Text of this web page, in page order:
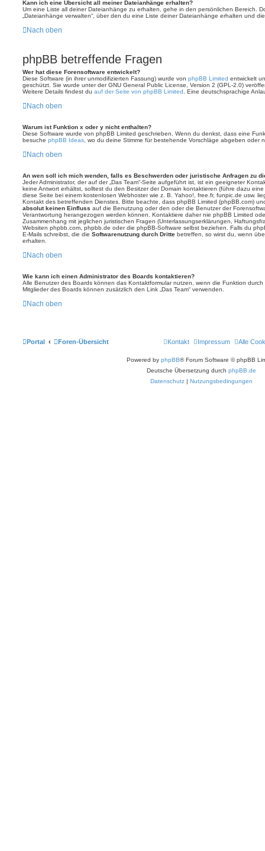
Kann ich eine Übersicht all meiner Dateianhänge erhalten?
Um eine Liste all deiner Dateianhänge zu erhalten, gehe in den persönlichen Bereich.
„Dateianhänge verwalten“, über den du eine Liste deiner Dateianhänge erhalten und
Nach oben
phpBB betreffende Fragen
Wer hat diese Forensoftware entwickelt?
Diese Software (in ihrer unmodifizierten Fassung) wurde von phpBB Limited entwickelt
geschützt. Sie wurde unter der GNU General Public License, Version 2 (GPL-2.0)
Weitere Details findest du auf der Seite von phpBB Limited . Eine deutschsprachige
Nach oben
Warum ist Funktion x oder y nicht enthalten?
Diese Software wurde von phpBB Limited geschrieben. Wenn du denkst, dass eine
besuche phpBB Ideas , wo du deine Stimme für bestehende Vorschläge abgeben oder
Nach oben
An wen soll ich mich wenden, falls es Beschwerden oder juristische Anfragen zu
Jeder Administrator, der auf der „Das Team“-Seite aufgeführt ist, ist ein geeigneter
keine Antwort erhältst, solltest du den Besitzer der Domain kontaktieren (führe dazu eine
diese Seite bei einem kostenlosen Webhoster wie z. B. Yahoo!, free.fr, funpic.de usw.
Kontakt des betreffenden Dienstes. Bitte beachte, dass phpBB Limited (phpBB.com)
absolut keinen Einfluss auf die Benutzung oder den oder die Benutzer der
Verantwortung herangezogen werden können. Kontaktiere daher nie phpBB Limited
Zusammenhang mit jeglichen juristischen Fragen (Unterlassungserklärungen,
Websiten phpbb.com, phpbb.de oder die phpBB-Software selbst beziehen. Falls du
E-Mails schreibst, die die Softwarenutzung durch Dritte betreffen, so wirst du, wenn
erhalten.
Nach oben
Wie kann ich einen Administrator des Boards kontaktieren?
Alle Benutzer des Boards können das Kontaktformular nutzen, wenn die Funktion
Mitglieder des Boards können zusätzlich den Link „Das Team“ verwenden.
Nach oben
Portal Foren-Übersicht Alle
Impressum
Kontakt
Powered by phpBB® Forum Software © phpBB
Deutsche Übersetzung durch phpBB.de
Datenschutz | Nutzungsbedingungen